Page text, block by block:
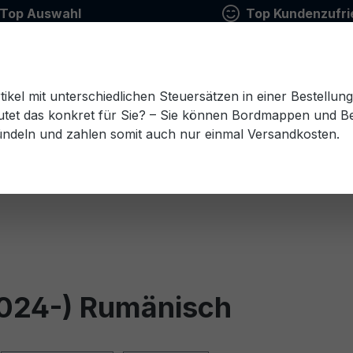
Top Auswahl Top
Estnisch Finnisch Französisch Griechisch
) Rumänisch
mit unterschiedlichen Steuersätzen in einer
das konkret für Sie? – Sie können Bordmappen und
und zahlen somit auch nur einmal Versandkosten.